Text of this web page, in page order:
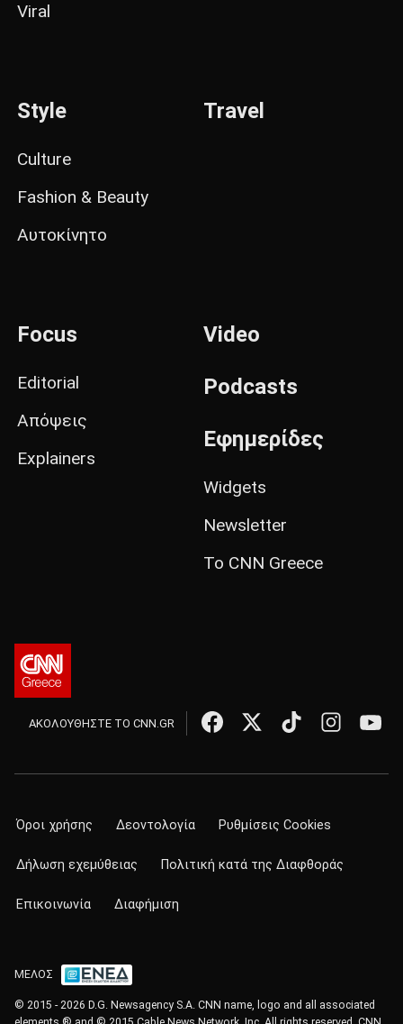
Viral
Style
Culture
Fashion & Beauty
Αυτοκίνητο
Travel
Focus
Editorial
Απόψεις
Explainers
Video
Podcasts
Εφημερίδες
Widgets
Newsletter
Το CNN Greece
ΑΚΟΛΟΥΘΗΣΤΕ ΤΟ CNN.GR
Όροι χρήσης Δεοντολογία Ρυθμίσεις Cookies
Δήλωση εχεμύθειας Πολιτική κατά της Διαφθοράς
Επικοινωνία Διαφήμιση
ΜΕΛΟΣ
© 2015 - 2026 D.G. Newsagency S.A. CNN name, logo and all associated